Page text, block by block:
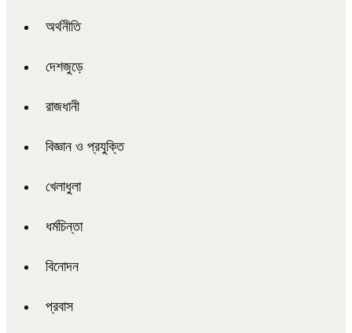
অর্থনীতি
দেশজুড়ে
রাজধানী
বিজ্ঞান ও প্রযুক্তি
খেলাধুলা
ধর্মচিন্তা
বিনোদন
প্রবাস